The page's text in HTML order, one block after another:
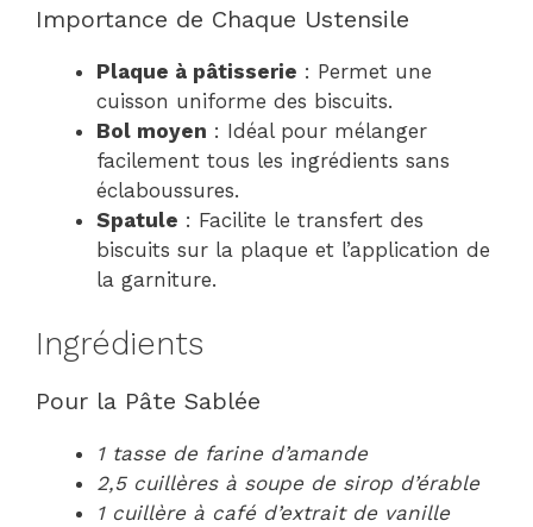
Importance de Chaque Ustensile
Plaque à pâtisserie : Permet une
cuisson uniforme des biscuits.
Bol moyen : Idéal pour mélanger
facilement tous les ingrédients sans
éclaboussures.
Spatule : Facilite le transfert des
biscuits sur la plaque et l’application de
la garniture.
Ingrédients
Pour la Pâte Sablée
1 tasse de farine d’amande
2,5 cuillères à soupe de sirop d’érable
1 cuillère à café d’extrait de vanille